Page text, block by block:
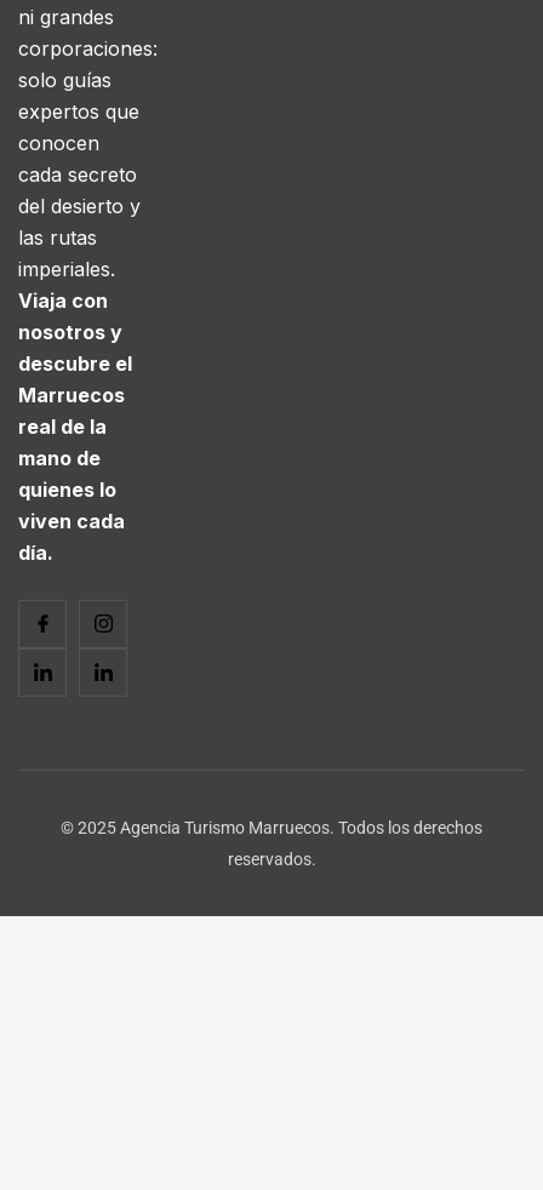
ni grandes
corporaciones:
solo guías
expertos que
conocen
cada secreto
del desierto y
las rutas
imperiales.
Viaja con
nosotros y
descubre el
Marruecos
real de la
mano de
quienes lo
viven cada
día.
© 2025 Agencia Turismo Marruecos. Todos los derechos
reservados.